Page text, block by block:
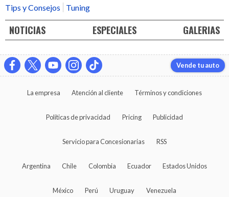
Tips y Consejos
Tuning
NOTICIAS ESPECIALES GALERIAS
Vende tu auto
La empresa Atención al cliente Términos y condiciones
Políticas de privacidad Pricing Publicidad
Servicio para Concesionarias RSS
Argentina Chile Colombia Ecuador Estados Unidos
México Perú Uruguay Venezuela